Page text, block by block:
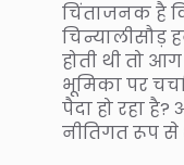
चिंताजनक है
चिन्यालीसौड़
होती थी तो
भूमिका पर
पैदा हो रहा
नीतिगत रूप से